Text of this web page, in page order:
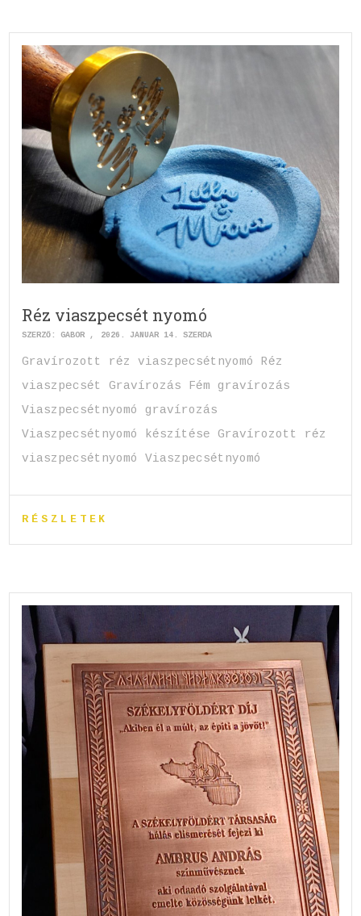
Réz viaszpecsét nyomó
SZERZŐ:GABOR 2026. JANUÁR 14. SZERDA
Gravírozott réz viaszpecsétnyomó Réz
viaszpecsét Gravírozás Fém gravírozás
Viaszpecsétnyomó gravírozás
Viaszpecsétnyomó készítése Gravírozott réz
viaszpecsétnyomó Viaszpecsétnyomó
RÉSZLETEK